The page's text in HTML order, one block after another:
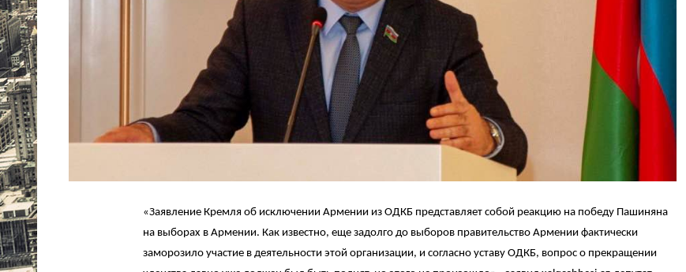
«Заявление Кремля об исключении Армении из ОДКБ представляет собой реакцию на победу Пашиняна
на выборах в Армении. Как известно, еще задолго до выборов правительство Армении фактически
заморозило участие в деятельности этой организации, и согласно уставу ОДКБ, вопрос о прекращении